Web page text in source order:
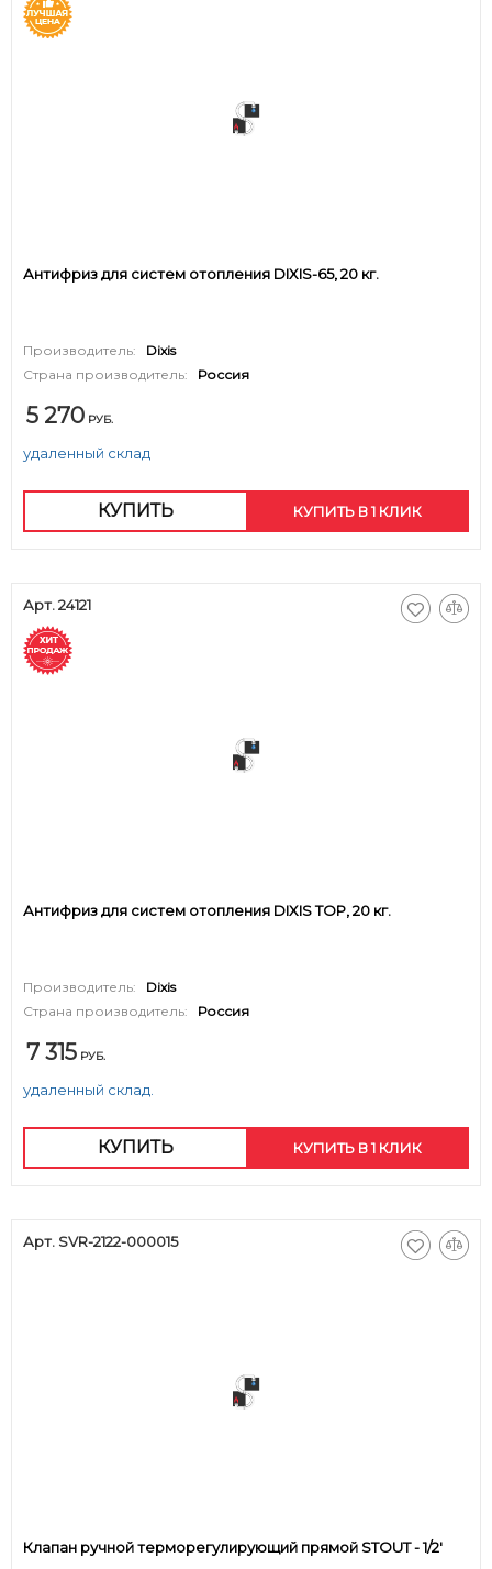
Антифриз для систем отопления DIXIS-65, 20 кг.
Производитель:
Dixis
Страна производитель:
Россия
5 270 РУБ.
удаленный склад
КУПИТЬ КУПИТЬ В 1 КЛИК
Арт. 24121
Антифриз для систем отопления DIXIS TOP, 20 кг.
Производитель:
Dixis
Страна производитель:
Россия
7 315 РУБ.
удаленный склад.
КУПИТЬ КУПИТЬ В 1 КЛИК
Арт. SVR-2122-000015
Клапан ручной терморегулирующий прямой STOUT - 1/2'